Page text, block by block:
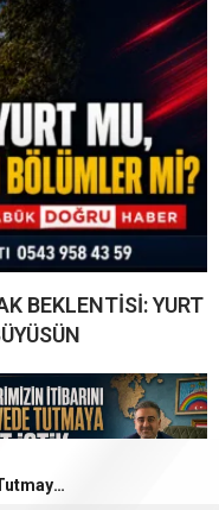
BEKLENTİSİ: YURT
Şehrimizin İtibarını Zirvede Tutmaya Ant İçtik